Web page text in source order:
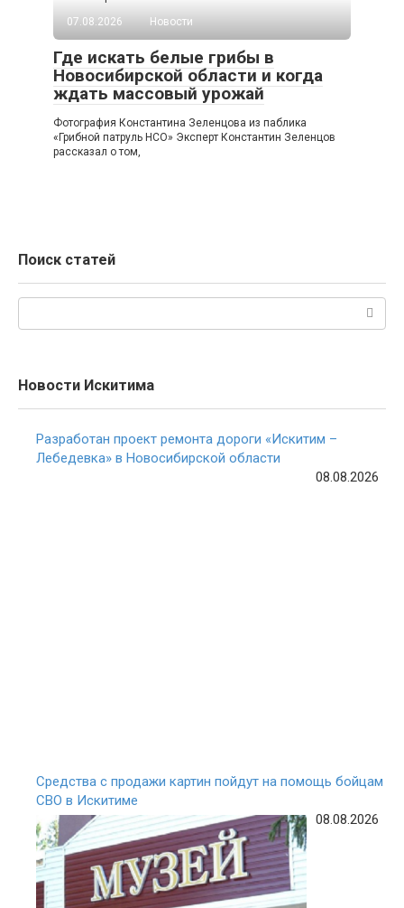
07.08.2026
Новости
Где искать белые грибы в
Новосибирской области и когда
ждать массовый урожай
Фотография Константина Зеленцова из паблика
«Грибной патруль НСО» Эксперт Константин Зеленцов
рассказал о том,
Поиск статей
Новости Искитима
Разработан проект ремонта дороги «Искитим –
Лебедевка» в Новосибирской области
08.08.2026
Средства с продажи картин пойдут на помощь бойцам
СВО в Искитиме
08.08.2026